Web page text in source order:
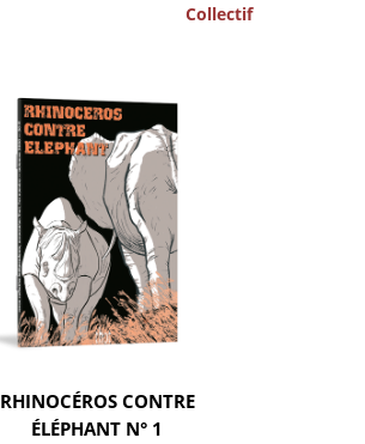
Collectif
RHINOCÉROS CONTRE
ÉLÉPHANT N° 1